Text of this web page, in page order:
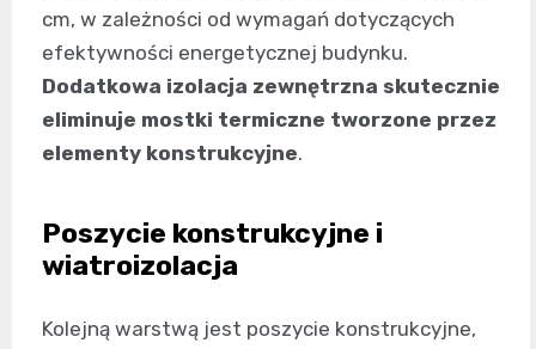
cm, w zależności od wymagań dotyczących
efektywności energetycznej budynku.
Dodatkowa izolacja zewnętrzna skutecznie
eliminuje mostki termiczne tworzone przez
elementy konstrukcyjne.
Poszycie konstrukcyjne i
wiatroizolacja
Kolejną warstwą jest poszycie konstrukcyjne,